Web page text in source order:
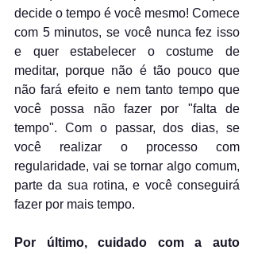
decide o tempo é você mesmo! Comece
com 5 minutos, se você nunca fez isso
e quer estabelecer o costume de
meditar, porque não é tão pouco que
não fará efeito e nem tanto tempo que
você possa não fazer por "falta de
tempo". Com o passar, dos dias, se
você realizar o processo com
regularidade, vai se tornar algo comum,
parte da sua rotina, e você conseguirá
fazer por mais tempo.
Por último, cuidado com a auto